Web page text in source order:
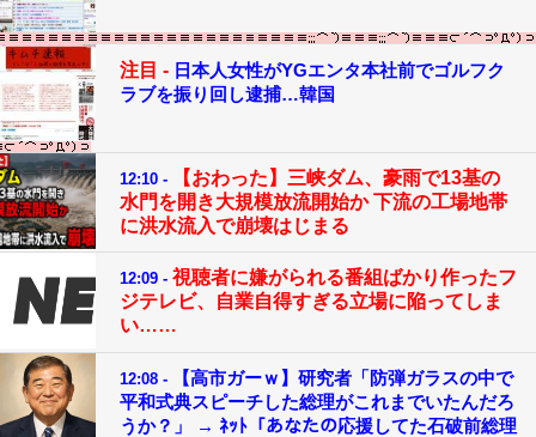
注目 - 日本人女性がYGエンタ本社前でゴルフク
ラブを振り回し逮捕…韓国
12:10 -
【おわった】三峡ダム、豪雨で13基の
水門を開き大規模放流開始か 下流の工場地帯
に洪水流入で崩壊はじまる
12:09 - 視聴者に嫌がられる番組ばかり作ったフ
ジテレビ、自業自得すぎる立場に陥ってしま
い……
12:08 -
【高市ガーｗ】研究者「防弾ガラスの中で
平和式典スピーチした総理がこれまでいたんだろ
うか？」 → ﾈｯﾄ「あなたの応援してた石破前総理